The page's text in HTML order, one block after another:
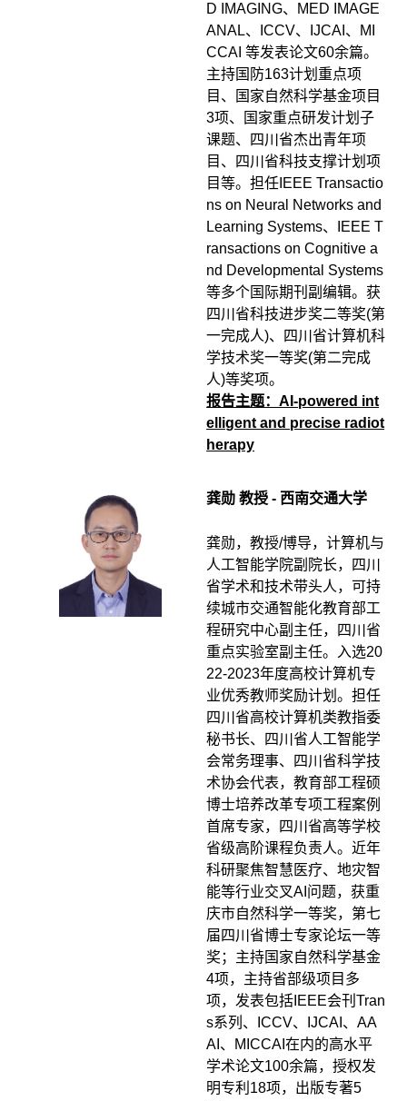
D IMAGING、MED IMAGE
ANAL、ICCV、IJCAI、MI
CCAI 等发表论文60余篇。
主持国防163计划重点项
目、国家自然科学基金项目
3项、国家重点研发计划子
课题、四川省杰出青年项
目、四川省科技支撑计划项
目等。担任IEEE Transactio
ns on Neural Networks and
Learning Systems、IEEE T
ransactions on Cognitive a
nd Developmental Systems
等多个国际期刊副编辑。获
四川省科技进步奖二等奖(第
一完成人)、四川省计算机科
学技术奖一等奖(第二完成
人)等奖项。
报告主题：AI-powered int
elligent and precise radiot
herapy
龚勋 教授 - 西南交通大学
龚勋，教授/博导，计算机与
人工智能学院副院长，四川
省学术和技术带头人，可持
续城市交通智能化教育部工
程研究中心副主任，四川省
重点实验室副主任。入选20
22-2023年度高校计算机专
业优秀教师奖励计划。担任
四川省高校计算机类教指委
秘书长、四川省人工智能学
会常务理事、四川省科学技
术协会代表，教育部工程硕
博士培养改革专项工程案例
首席专家，四川省高等学校
省级高阶课程负责人。近年
科研聚焦智慧医疗、地灾智
能等行业交叉AI问题，获重
庆市自然科学一等奖，第七
届四川省博士专家论坛一等
奖；主持国家自然科学基金
4项，主持省部级项目多
项，发表包括IEEE会刊Tran
s系列、ICCV、IJCAI、AA
AI、MICCAI在内的高水平
学术论文100余篇，授权发
明专利18项，出版专著5